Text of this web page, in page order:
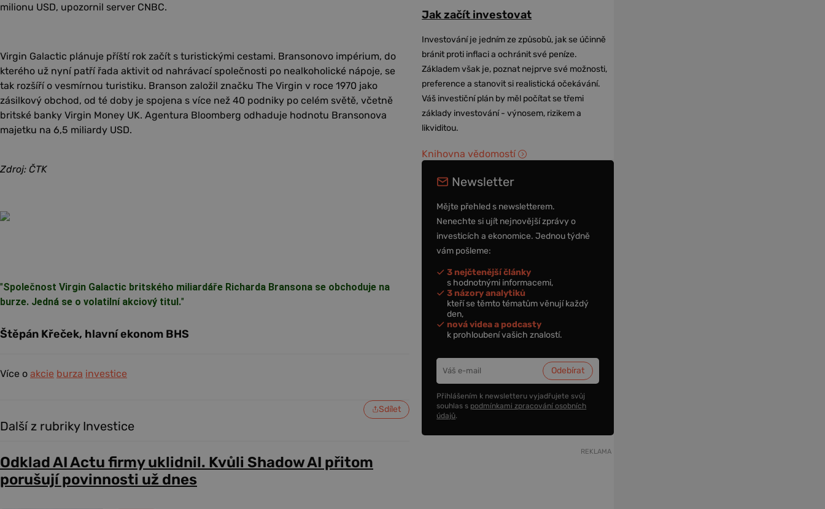
milionu USD, upozornil server CNBC.
Virgin Galactic plánuje příští rok začít s turistickými cestami. Bransonovo impérium, do
kterého už nyní patří řada aktivit od nahrávací společnosti po nealkoholické nápoje, se
tak rozšíří o vesmírnou turistiku. Branson založil značku The Virgin v roce 1970 jako
zásilkový obchod, od té doby je spojena s více než 40 podniky po celém světě, včetně
britské banky Virgin Money UK. Agentura Bloomberg odhaduje hodnotu Bransonova
majetku na 6,5 miliardy USD.
Zdroj: ČTK
"Společnost Virgin Galactic britského miliardáře Richarda Bransona se obchoduje na
burze. Jedná se o volatilní akciový titul."
Štěpán Křeček, hlavní ekonom BHS
Více o akcie burza investice
Sdílet
Další z rubriky Investice
Odklad AI Actu firmy uklidnil. Kvůli Shadow AI přitom
porušují povinnosti už dnes
Jak začít investovat
Investování je jedním ze způsobů, jak se účinně
bránit proti inflaci a ochránit své peníze.
Základem však je, poznat nejprve své možnosti,
preference a stanovit si realistická očekávání.
Váš investiční plán by měl počítat se třemi
základy investování - výnosem, rizikem a
likviditou.
Knihovna vědomostí
Newsletter
Mějte přehled s newsletterem.
Nenechte si ujít nejnovější zprávy o
investicích a ekonomice. Jednou týdně
vám pošleme:
3 nejčtenější články
s hodnotnými informacemi,
3 názory analytiků
kteří se těmto tématům věnují každý
den,
nová videa a podcasty
k prohloubení vašich znalostí.
Přihlášením k newsletteru vyjadřujete svůj
souhlas s podmínkami zpracování osobních
údajů.
REKLAMA